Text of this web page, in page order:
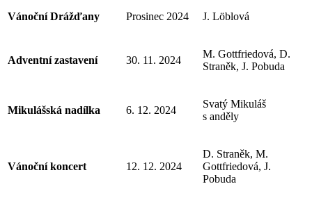
Vánoční Drážďany Prosinec 2024 J. Löblová
Adventní zastavení 30. 11. 2024
M. Gottfriedová, D.
Straněk, J. Pobuda
Mikulášská nadílka 6. 12. 2024
Svatý Mikuláš
s anděly
Vánoční koncert 12. 12. 2024
D. Straněk, M.
Gottfriedová, J.
Pobuda